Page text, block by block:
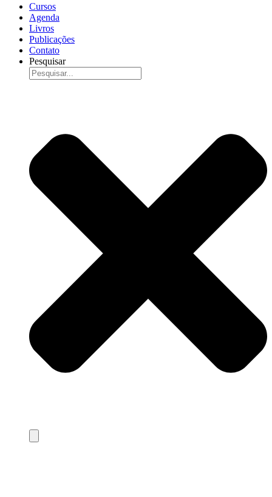
Cursos
Agenda
Livros
Publicações
Contato
Pesquisar